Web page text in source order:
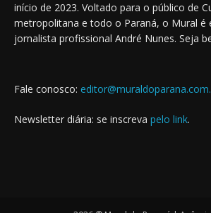
início de 2023. Voltado para o público de
metropolitana e todo o Paraná, o Mural é
jornalista profissional André Nunes. Seja
Fale conosco:
Newsletter diária: se inscreva pelo link.